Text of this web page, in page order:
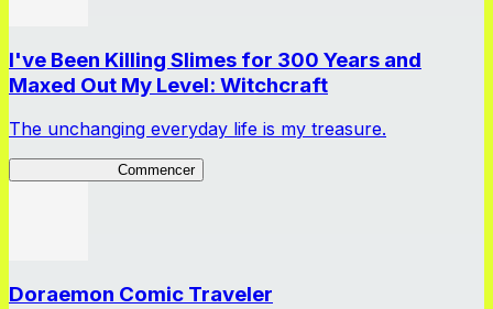
I've Been Killing Slimes for 300 Years and
Maxed Out My Level: Witchcraft
The unchanging everyday life is my treasure.
Commencer
Doraemon Comic Traveler